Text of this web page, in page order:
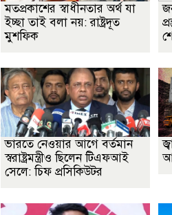
মতপ্রকাশের স্বাধীনতার অর্থ যা
ইচ্ছা তাই বলা নয়: রাষ্ট্রদূত
মুশফিক
ভারতে নেওয়ার আগে বর্তমান
স্বরাষ্ট্রমন্ত্রীও ছিলেন টিএফআই
সেলে: চিফ প্রসিকিউটর